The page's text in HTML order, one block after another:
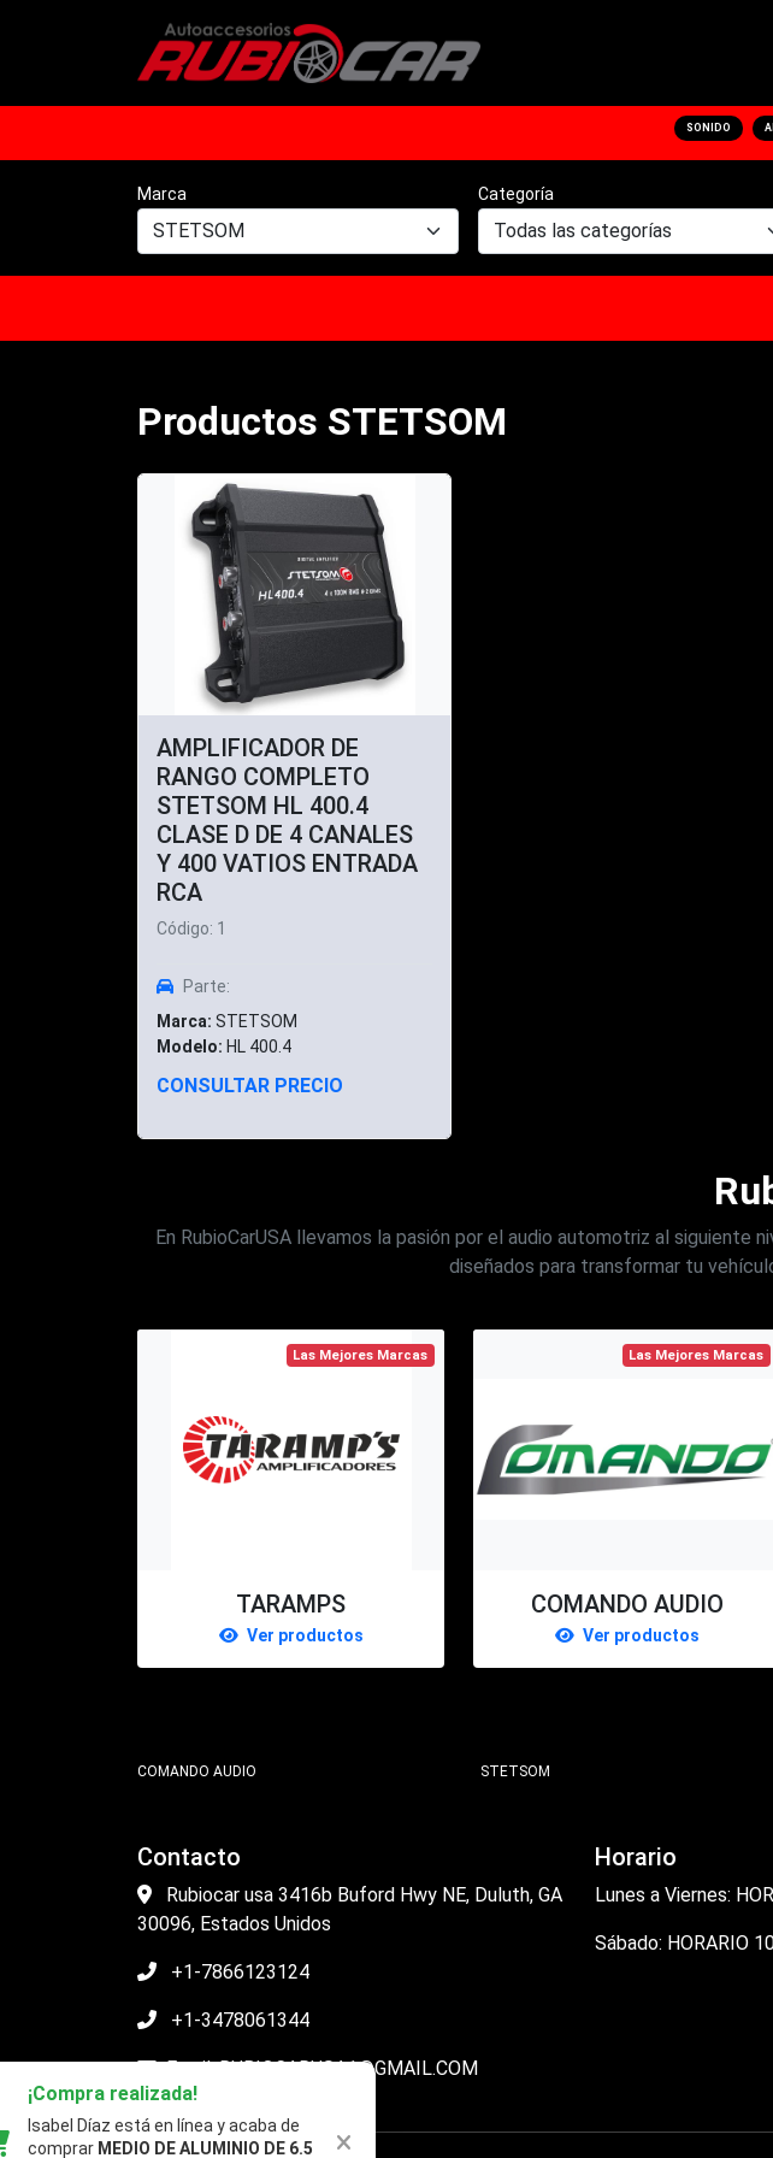
SONIDO
Marca Categoría
Productos STETSOM
AMPLIFICADOR DE
RANGO COMPLETO
STETSOM HL 400.4
CLASE D DE 4 CANALES
Y 400 VATIOS ENTRADA
RCA
Código: 1
Parte:
Marca: STETSOM
Modelo: HL 400.4
CONSULTAR PRECIO
En RubioCarUSA llevamos la pasión por el audio automotriz al
diseñados para transformar tu
Las Mejores Marcas
TARAMPS
Ver productos
Las Mejores Marcas
COMANDO AUDIO
Ver productos
COMANDO AUDIO STETSOM
Contacto
Rubiocar usa 3416b Buford Hwy NE, Duluth, GA
30096, Estados Unidos
+1-7866123124
+1-3478061344
Email: RUBIOCARUSA1@GMAIL.COM
Horario
Lunes a Viernes:
Sábado: HORARIO
¡Compra realizada!
Isabel Díaz está en línea y acaba de
comprar MEDIO DE ALUMINIO DE 6.5